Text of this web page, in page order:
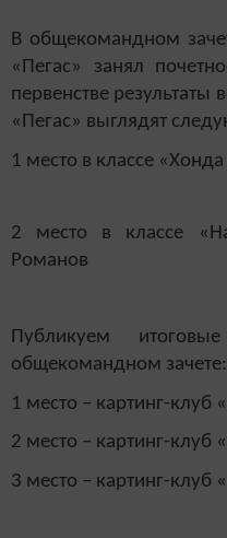
В общекомандном
«Пегас» занял
первенстве результаты
«Пегас» выглядят
1 место в классе
2 место в классе
Романов
Публикуем
общекомандном зачете:
1 место – картинг-
2 место – картинг-клуб
3 место – картинг-клуб